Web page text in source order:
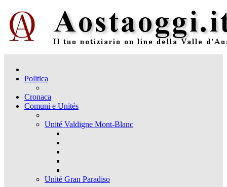
Politica
Cronaca
Comuni e Unités
Unité Valdigne Mont-Blanc
Unité Gran Paradiso